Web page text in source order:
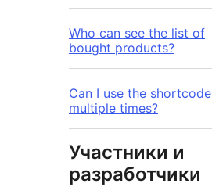
Who can see the list of
bought products?
Can I use the shortcode
multiple times?
Участники и
разработчики